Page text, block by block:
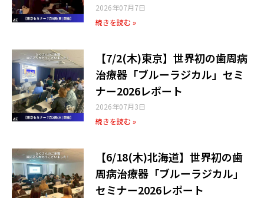
2026年07月7日
続きを読む »
【7/2(木)東京】世界初の歯周病
治療器「ブルーラジカル」セミ
ナー2026レポート
2026年07月3日
続きを読む »
【6/18(木)北海道】世界初の歯
周病治療器「ブルーラジカル」
セミナー2026レポート